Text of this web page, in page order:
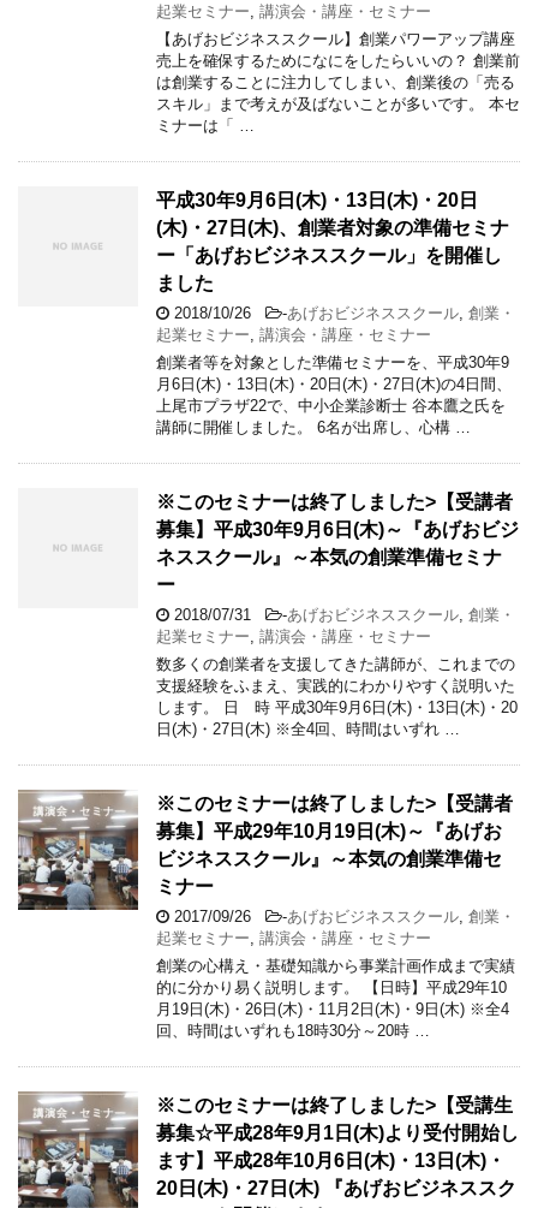
起業セミナー 講演会・講座・セミナー
【あげおビジネススクール】創業パワーアップ講座
売上を確保するためになにをしたらいいの？ 創業前
は創業することに注力してしまい、創業後の「売る
スキル」まで考えが及ばないことが多いです。 本セ
ミナーは「 …
平成30年9月6日(木)・13日(木)・20日
(木)・27日(木)、創業者対象の準備セミナ
ー「あげおビジネススクール」を開催し
ました
2018/10/26 -あげおビジネススクール 創業・
起業セミナー 講演会・講座・セミナー
創業者等を対象とした準備セミナーを、平成30年9
月6日(木)・13日(木)・20日(木)・27日(木)の4日間、
上尾市プラザ22で、中小企業診断士 谷本鷹之氏を
講師に開催しました。 6名が出席し、心構 …
※このセミナーは終了しました>【受講者
募集】平成30年9月6日(木)～『あげおビジ
ネススクール』～本気の創業準備セミナ
ー
2018/07/31 -あげおビジネススクール 創業・
起業セミナー 講演会・講座・セミナー
数多くの創業者を支援してきた講師が、これまでの
支援経験をふまえ、実践的にわかりやすく説明いた
します。 日 時 平成30年9月6日(木)・13日(木)・20
日(木)・27日(木) ※全4回、時間はいずれ …
※このセミナーは終了しました>【受講者
募集】平成29年10月19日(木)～『あげお
ビジネススクール』～本気の創業準備セ
ミナー
2017/09/26 -あげおビジネススクール 創業・
起業セミナー 講演会・講座・セミナー
創業の心構え・基礎知識から事業計画作成まで実績
的に分かり易く説明します。 【日時】平成29年10
月19日(木)・26日(木)・11月2日(木)・9日(木) ※全4
回、時間はいずれも18時30分～20時 …
※このセミナーは終了しました>【受講生
募集☆平成28年9月1日(木)より受付開始し
ます】平成28年10月6日(木)・13日(木)・
20日(木)・27日(木) 『あげおビジネススク